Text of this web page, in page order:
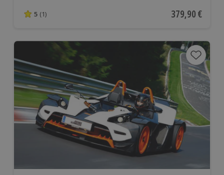
5 von 5 Sternen basierend auf 1 Bewertungen
5 (1) Aktueller Preis
379,90 €